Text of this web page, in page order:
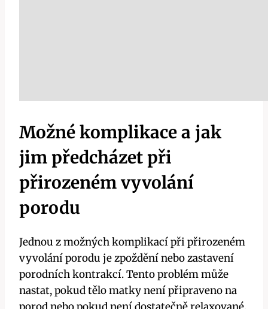
Možné komplikace a jak
jim předcházet při
přirozeném vyvolání
porodu
Jednou z možných komplikací při přirozeném
vyvolání porodu je zpoždění nebo zastavení
porodních kontrakcí. Tento problém může
nastat, pokud tělo matky není připraveno na